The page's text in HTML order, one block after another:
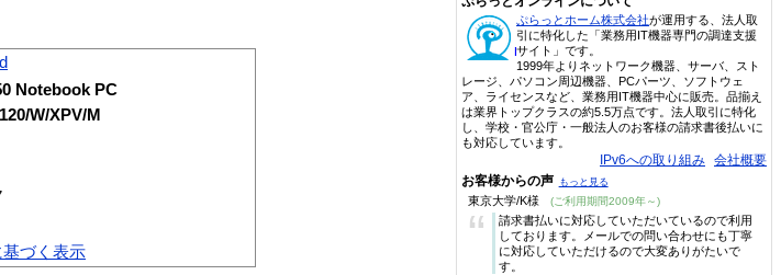
Notebook PC
W/XPV/M
づく表示
ぷらっとホーム株式会社が運用する、法人取
引に特化した「業務用IT機器専門の調達支援
サイト」です。
1999年よりネットワーク機器、サーバ、スト
レージ、パソコン周辺機器、PCパーツ、ソフトウェ
ア、ライセンスなど、業務用IT機器中心に販売。品揃え
は業界トップクラスの約5.5万点です。法人取引に特化
し、学校・官公庁・一般法人のお客様の請求書後払いに
も対応しています。
IPv6への取り組み 会社概要
お客様からの声 もっと見る
東京大学/K様 (ご利用期間2009年～)
“
請求書払いに対応していただいているので利用
しております。メールでの問い合わせにも丁寧
に対応していただけるので大変ありがたいで
す。